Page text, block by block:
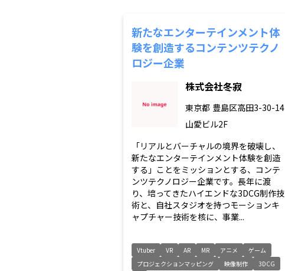
新たなエンターテインメント体
験を創造するコンテンツテクノ
ロジー企業
株式会社冬寂
東京都 豊島区高田3-30-14
山愛ビル2F
「リアルとバーチャルの境界を破壊し、
新たなエンターテインメント体験を創造
する」ことをミッションとする、コンテ
ンツテクノロジー企業です。長年に渡
り、培ってきたハイエンドな3DCG制作技
術と、自社スタジオを持つモーションキ
ャプチャー技術を核に、事業...
Vtuber VR AR MR アニメ
ゲーム
プロジェクションマッピング
映像制作
3DCG